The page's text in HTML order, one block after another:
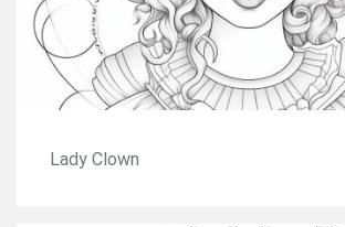
Lady Clown